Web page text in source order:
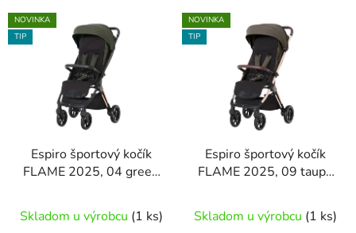
e
p
V
ý
NOVINKA
TIP
Espiro športový kočík
FLAME 2025, 04 green
Skladom u výrobcu (1 ks)
NOVINKA
TIP
Espiro športový kočík
FLAME 2025, 09 taupe
Skladom u výrobcu (1 ks)